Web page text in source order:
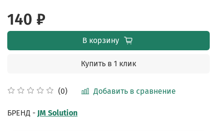
(0) Добавить в сравнение
140 ₽
В корзину
Купить в 1 клик
БРЕНД - JM Solution